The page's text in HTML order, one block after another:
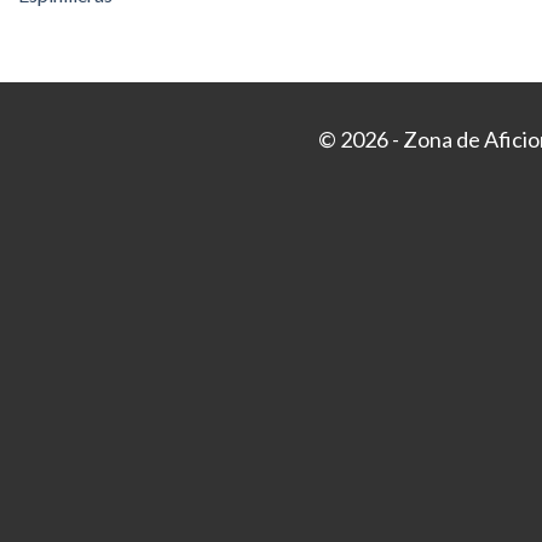
© 2026 - Zona de